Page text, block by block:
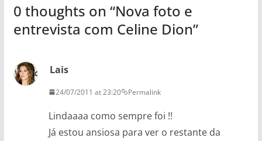
0 thoughts on “Nova foto e
entrevista com Celine Dion”
Lais
24/07/2011 at 23:20 Permalink
Lindaaaa como sempre foi !!
Já estou ansiosa para ver o restante da